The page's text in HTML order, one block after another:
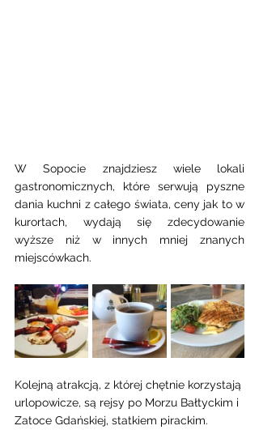
W Sopocie znajdziesz wiele lokali
gastronomicznych, które serwują pyszne
dania kuchni z całego świata, ceny jak to w
kurortach, wydają się zdecydowanie
wyższe niż w innych mniej znanych
miejscówkach.
Kolejną atrakcją, z której chętnie korzystają
urlopowicze, są rejsy po Morzu Bałtyckim i
Zatoce Gdańskiej, statkiem pirackim.